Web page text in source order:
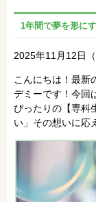
1年間で夢を形に
2025年11月12日（
こんにちは！最新
デミーです！今回
ぴったりの【専科
い」その想いに応